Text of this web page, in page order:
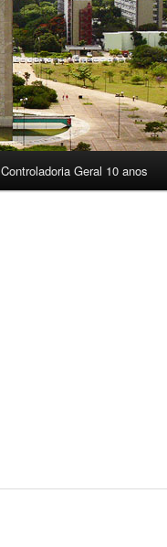
Controladoria Geral 10 anos